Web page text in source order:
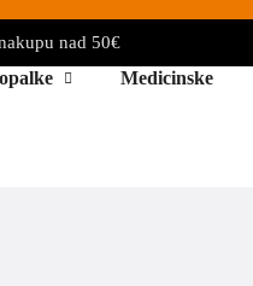
nad 50€
Medicinske